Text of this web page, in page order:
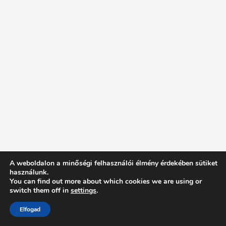
Intentionally Blank - Proudly powered by WordPress
A weboldalon a minőségi felhasználói élmény érdekében sütiket
használunk.
You can find out more about which cookies we are using or
switch them off in settings.
Elfogad